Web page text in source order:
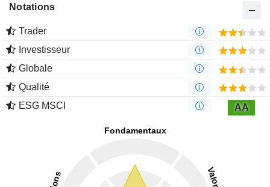
Notations
Trader
Investisseur
Globale
Qualité
ESG MSCI
AA